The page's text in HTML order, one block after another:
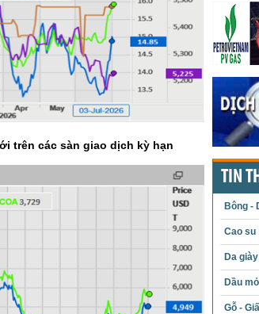
trên các sàn giao dịch kỳ hạn
TIN
Bông -
Cao su
Da giày
Dầu
Gỗ -